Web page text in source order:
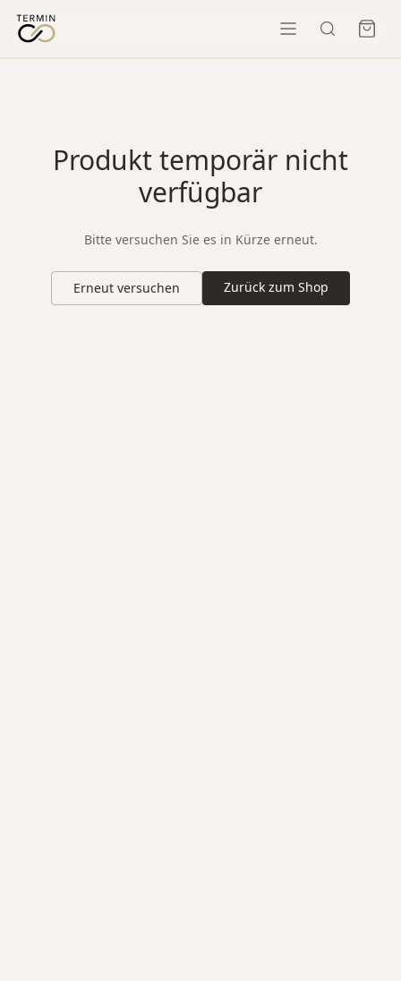
Produkt temporär nicht
verfügbar
Bitte versuchen Sie es in Kürze erneut.
Erneut versuchen Zurück zum Shop